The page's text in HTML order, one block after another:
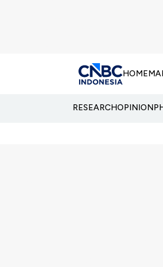
HOME
RESEARCHOPINION